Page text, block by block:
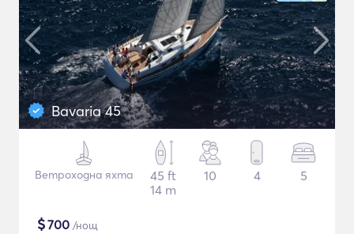
Bavaria 45
Ветроходна яхта
45 ft
14 m
10 4 5
$700 /нощ